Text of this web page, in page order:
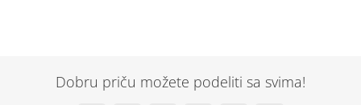
Dobru priču možete podeliti sa svima!